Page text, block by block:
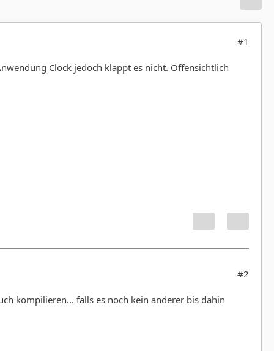
#1
Clock jedoch klappt es nicht. Offensichtlich
#2
kompilieren... falls es noch kein anderer bis dahin